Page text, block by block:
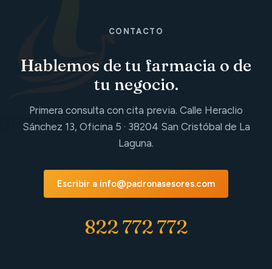
CONTACTO
Hablemos de tu farmacia o de
tu negocio.
Primera consulta con cita previa. Calle Heraclio
Sánchez 13, Oficina 5 · 38204 San Cristóbal de La
Laguna.
Escribir a info@padronasesores.com
822 772 772